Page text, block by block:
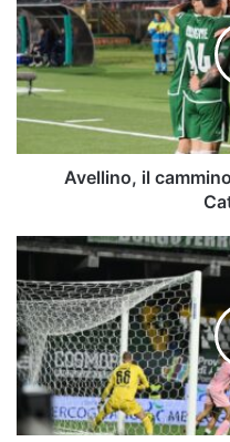
cammino
continua:
destinazione
Catanzaro
Avellino, il
Serie
speciale
playoff.
Il
programma
completo
della
postseason